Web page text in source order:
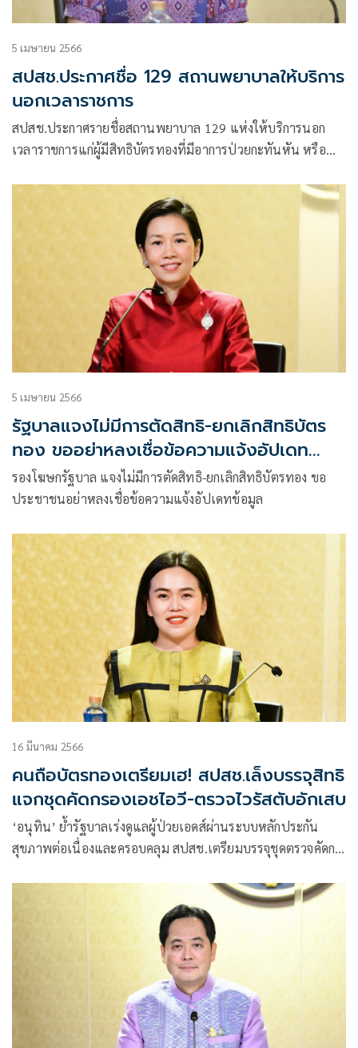
5 เมษายน 2566
สปสช.ประกาศชื่อ 129 สถานพยาบาลให้บริการ
นอกเวลาราชการ
สปสช.ประกาศรายชื่อสถานพยาบาล 129 แห่งให้บริการนอก
เวลาราชการแก่ผู้มีสิทธิบัตรทองที่มีอาการป่วยกะทันหัน หรือ
5 เมษายน 2566
รัฐบาลแจงไม่มีการตัดสิทธิ-ยกเลิกสิทธิบัตร
ทอง ขออย่าหลงเชื่อข้อความแจ้งอัปเดท
ข้อมูล
รองโฆษกรัฐบาล แจงไม่มีการตัดสิทธิ-ยกเลิกสิทธิบัตรทอง ขอ
ประชาชนอย่าหลงเชื่อข้อความแจ้งอัปเดทข้อมูล
16 มีนาคม 2566
คนถือบัตรทองเตรียมเฮ! สปสช.เล็งบรรจุสิทธิ
แจกชุดคัดกรองเอชไอวี-ตรวจไวรัสตับอักเสบ
‘อนุทิน’ ย้ำรัฐบาลเร่งดูแลผู้ป่วยเอดส์ผ่านระบบหลักประกัน
สุขภาพต่อเนื่องและครอบคลุม สปสช.เตรียมบรรจุชุดตรวจคัดกร